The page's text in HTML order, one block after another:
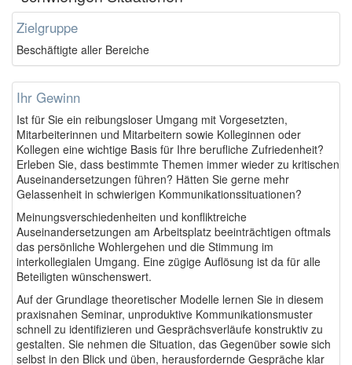
Zielgruppe
Beschäftigte aller Bereiche
Ihr Gewinn
Ist für Sie ein reibungsloser Umgang mit Vorgesetzten,
Mitarbeiterinnen und Mitarbeitern sowie Kolleginnen oder
Kollegen eine wichtige Basis für Ihre berufliche Zufriedenheit?
Erleben Sie, dass bestimmte Themen immer wieder zu kritischen
Auseinandersetzungen führen? Hätten Sie gerne mehr
Gelassenheit in schwierigen Kommunikationssituationen?
Meinungsverschiedenheiten und konfliktreiche
Auseinandersetzungen am Arbeitsplatz beeinträchtigen oftmals
das persönliche Wohlergehen und die Stimmung im
interkollegialen Umgang. Eine zügige Auflösung ist da für alle
Beteiligten wünschenswert.
Auf der Grundlage theoretischer Modelle lernen Sie in diesem
praxisnahen Seminar, unproduktive Kommunikationsmuster
schnell zu identifizieren und Gesprächsverläufe konstruktiv zu
gestalten. Sie nehmen die Situation, das Gegenüber sowie sich
selbst in den Blick und üben, herausfordernde Gespräche klar